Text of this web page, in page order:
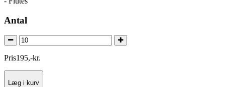
Antal
Pris195,-kr.
Læg i kurv